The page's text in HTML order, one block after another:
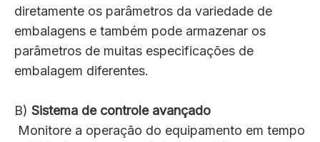
diretamente os parâmetros da variedade de
embalagens e também pode armazenar os
parâmetros de muitas especificações de
embalagem diferentes.
B) Sistema de controle avançado
Monitore a operação do equipamento em tempo